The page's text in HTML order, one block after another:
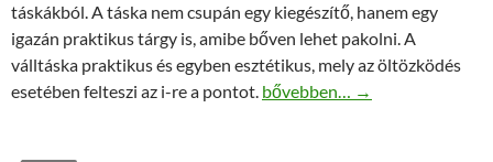
táskákból. A táska nem csupán egy kiegészítő, hanem egy
igazán praktikus tárgy is, amibe bőven lehet pakolni. A
válltáska praktikus és egyben esztétikus, mely az öltözködés
esetében felteszi az i-re a pontot. Csinos, női válltáskák széles
bővebben… →